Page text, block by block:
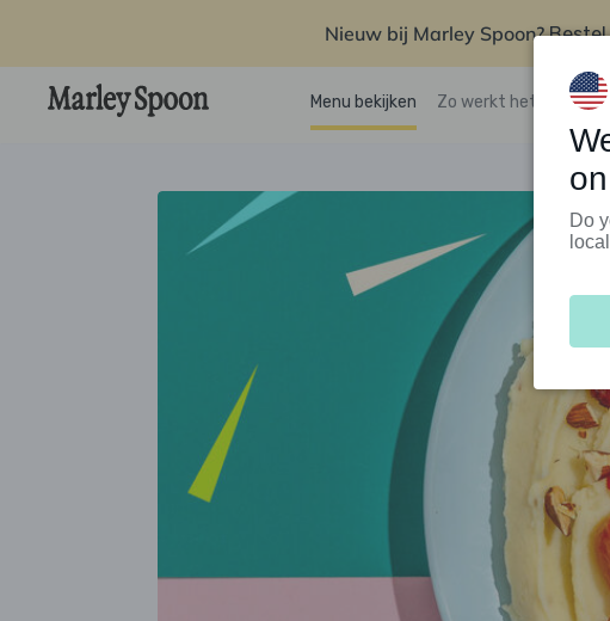
Nieuw bij Marley Spoon?
Menu bekijken Zo werkt het
Do